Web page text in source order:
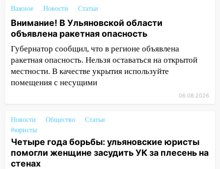
2027 года импорт, выпуск и обращение
бензина Евро 2, Евро 3, Евро 4
11:12 Соцсети: на Рябикова автомобиль
врезался в забор
10:27 Где есть бензин в Ульяновске
днем 6 августа: список АЗС
Внимание! В Ульяновской области
10:00
В Старомайнском районе утонул
51-летний мужчина
09:50 В Ульяновске черный коршун
застрял в тепловозе
Важное Новости Статьи
Внимание! В Ульяновской области
объявлена ракетная опасность
Губернатор сообщил, что в регионе объявлена
ракетная опасность. Нельзя оставаться на открытой
местности. В качестве укрытия используйте
помещения с несущими
06.08.2026
Новости Общество
Статьи
#юристы
Четыре года борьбы: ульяновские юристы
помогли женщине засудить УК за плесень на
стенах